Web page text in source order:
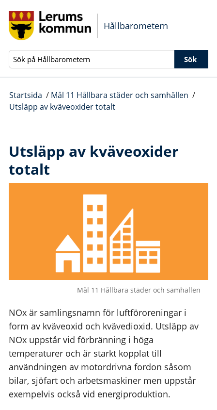
Hållbarometern
Sök
Startsida / Mål 11 Hållbara städer och samhällen /
Utsläpp av kväveoxider totalt
Utsläpp av kväveoxider
totalt
Mål 11 Hållbara städer och samhällen
NOx är samlingsnamn för luftföroreningar i
form av kväveoxid och kvävedioxid. Utsläpp av
NOx uppstår vid förbränning i höga
temperaturer och är starkt kopplat till
användningen av motordrivna fordon såsom
bilar, sjöfart och arbetsmaskiner men uppstår
exempelvis också vid energiproduktion.